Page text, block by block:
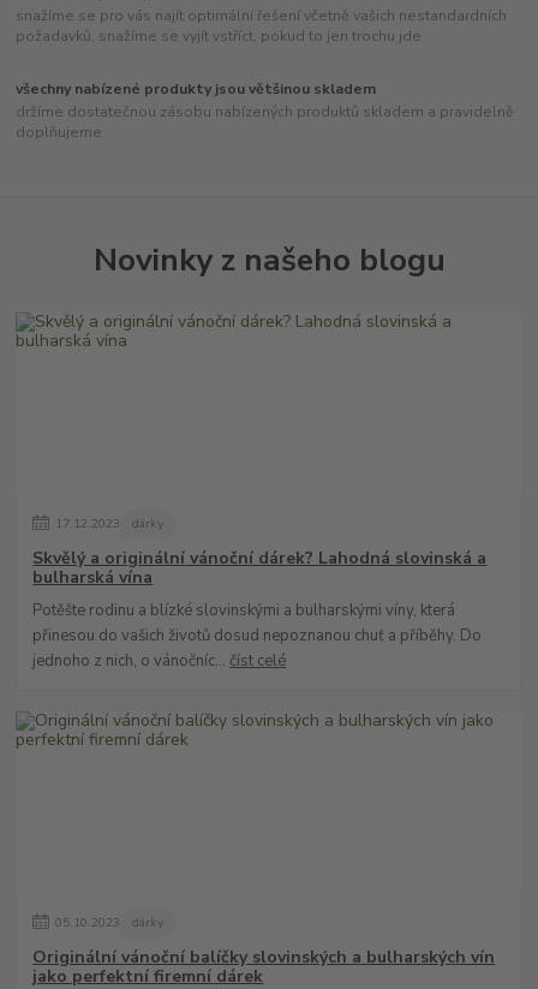
snažíme se pro vás najít optimální řešení včetně vašich nestandardních
požadavků, snažíme se vyjít vstříct, pokud to jen trochu jde
všechny nabízené produkty jsou většinou skladem
držíme dostatečnou zásobu nabízených produktů skladem a pravidelně
doplňujeme
Novinky z našeho blogu
17. 12.2023 dárky
Skvělý a originální vánoční dárek? Lahodná slovinská a
bulharská vína
Potěšte rodinu a blízké slovinskými a bulharskými víny, která
přinesou do vašich životů dosud nepoznanou chuť a příběhy. Do
jednoho z nich, o vánočníc... číst celé
05. 10.2023 dárky
Originální vánoční balíčky slovinských a bulharských vín
jako perfektní firemní dárek